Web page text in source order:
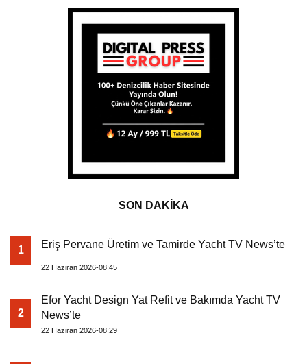
SON DAKİKA
1 Eriş Pervane Üretim ve Tamirde Yacht TV News’te
22 Haziran 2026-08:45
2
Efor Yacht Design Yat Refit ve Bakımda Yacht TV
News’te
22 Haziran 2026-08:29